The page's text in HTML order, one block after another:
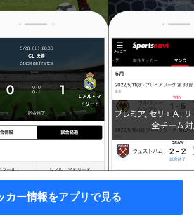
カー情報をアプリで見る